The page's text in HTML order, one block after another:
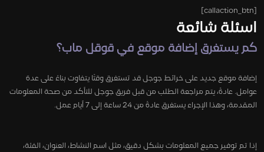
اسئلة شائعة
كم يستغرق إضافة موقع في قوقل ماب؟
إضافة موقع جديد على خرائط جوجل قد تستغرق وقتًا يتفاوت بناءً على عدة
عوامل. عادةً، يتم مراجعة الطلب من قبل فريق جوجل للتأكد من صحة المعلومات
المقدمة، وهذا الإجراء يستغرق عادةً من 24 ساعة إلى 7 أيام عمل.
إذا تم توفير جميع المعلومات بشكل دقيق، مثل اسم النشاط، العنوان، الفئة،